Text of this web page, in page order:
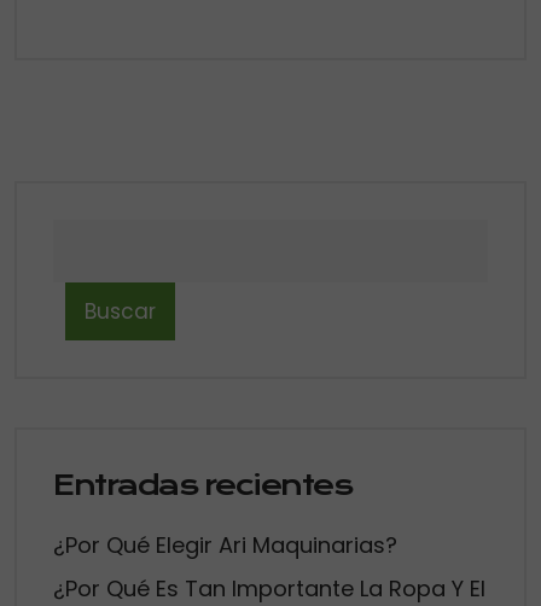
Buscar
Entradas recientes
¿Por Qué Elegir Ari Maquinarias?
¿Por Qué Es Tan Importante La Ropa Y El